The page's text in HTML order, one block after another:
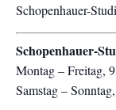
Schopenhauer-
Schopenhauer-
Montag – Freitag,
Samstag –